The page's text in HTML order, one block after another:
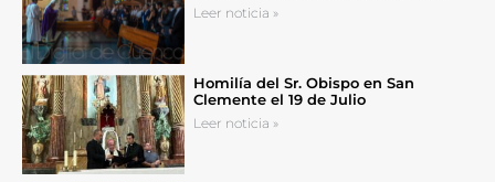
Leer noticia »
Homilía del Sr. Obispo en San
Clemente el 19 de Julio
Leer noticia »